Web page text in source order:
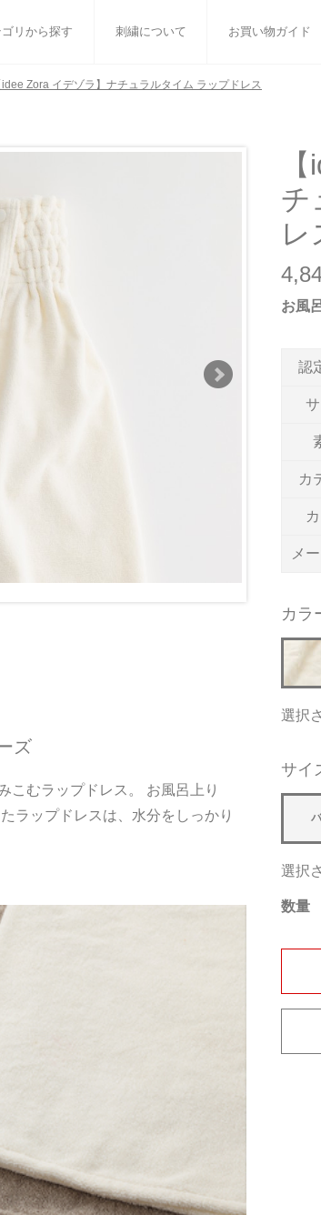
ゴリから探す 刺繍について お買い物ガイド
小さなお返し・お餞別
ッズ マフラー 衣類
書籍
idee Zora イデゾラ】ナチュラルタイム ラップドレス
ズ
こむラップドレス。 お風呂上り
ラップドレスは、水分をしっかり
お風
チ
レ
認
カ
メ
カラ
選択
サイ
選択
数量